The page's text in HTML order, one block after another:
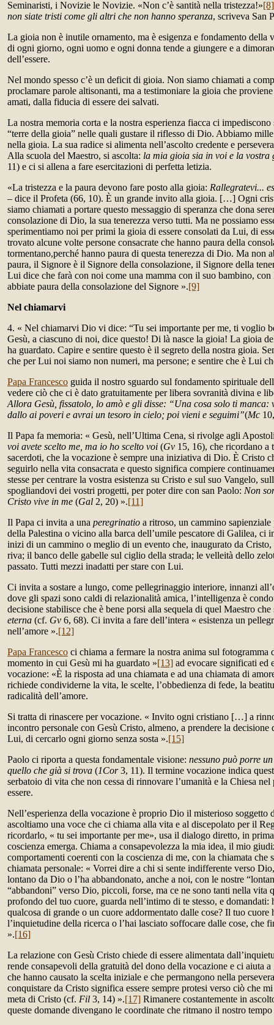
Seminaristi, i Novizie le Novizie. «Non c’è santità nella tristezza!»[8]
non siate tristi come gli altri che non hanno speranza, scriveva San
La gioia non è inutile ornamento, ma è esigenza e fondamento della
di ogni giorno, ogni uomo e ogni donna tende a giungere e a
dell’essere.
Nel mondo spesso c’è un deficit di gioia. Non siamo chiamati a
proclamare parole altisonanti, ma a testimoniare la gioia che
amati, dalla fiducia di essere dei salvati.
La nostra memoria corta e la nostra esperienza fiacca ci impediscono
“terre della gioia” nelle quali gustare il riflesso di Dio. Abbiamo
nella gioia. La sua radice si alimenta nell’ascolto credente e
Alla scuola del Maestro, si ascolta: la mia gioia sia in voi e la
11) e ci si allena a fare esercitazioni di perfetta letizia.
«La tristezza e la paura devono fare posto alla gioia: Rallegratevi...
– dice il Profeta (66, 10). È un grande invito alla gioia. […] Ogni
siamo chiamati a portare questo messaggio di speranza che dona
consolazione di Dio, la sua tenerezza verso tutti. Ma ne possiamo
sperimentiamo noi per primi la gioia di essere consolati da Lui, di
trovato alcune volte persone consacrate che hanno paura della
tormentano,perché hanno paura di questa tenerezza di Dio. Ma non
paura, il Signore è il Signore della consolazione, il Signore della
Lui dice che farà con noi come una mamma con il suo bambino, con
abbiate paura della consolazione del Signore ».[9]
Nel chiamarvi
4. « Nel chiamarvi Dio vi dice: “Tu sei importante per me, ti voglio
Gesù, a ciascuno di noi, dice questo! Di là nasce la gioia! La gioia
ha guardato. Capire e sentire questo è il segreto della nostra gioia.
che per Lui noi siamo non numeri, ma persone; e sentire che è Lui
Papa Francesco guida il nostro sguardo sul fondamento spirituale
vedere ciò che ci è dato gratuitamente per libera sovranità divina e
Allora Gesù, fissatolo, lo amò e gli disse: “Una cosa solo ti manca:
dallo ai poveri e avrai un tesoro in cielo; poi vieni e seguimi”(Mc
Il Papa fa memoria: « Gesù, nell’Ultima Cena, si rivolge agli
voi avete scelto me, ma io ho scelto voi (Gv 15, 16), che ricordano a
sacerdoti, che la vocazione è sempre una iniziativa di Dio. È Cristo
seguirlo nella vita consacrata e questo significa compiere
stesse per centrare la vostra esistenza su Cristo e sul suo Vangelo,
spogliandovi dei vostri progetti, per poter dire con san Paolo: Non
Cristo vive in me (Gal 2, 20) ».[11]
Il Papa ci invita a una peregrinatio a ritroso, un cammino
della Palestina o vicino alla barca dell’umile pescatore di Galilea, ci
inizi di un cammino o meglio di un evento che, inaugurato da Cristo,
riva; il banco delle gabelle sul ciglio della strada; le velleità dello
passato. Tutti mezzi inadatti per stare con Lui.
Ci invita a sostare a lungo, come pellegrinaggio interiore, innanzi
dove gli spazi sono caldi di relazionalità amica, l’intelligenza è
decisione stabilisce che è bene porsi alla sequela di quel Maestro
eterna (cf. Gv 6, 68). Ci invita a fare dell’intera « esistenza un
nell’amore ».[12]
Papa Francesco ci chiama a fermare la nostra anima sul fotogramma
momento in cui Gesù mi ha guardato »[13] ad evocare significati ed
vocazione: «È la risposta ad una chiamata e ad una chiamata di
richiede condividerne la vita, le scelte, l’obbedienza di fede, la
radicalità dell’amore.
Si tratta di rinascere per vocazione. « Invito ogni cristiano […] a
incontro personale con Gesù Cristo, almeno, a prendere la decisione
Lui, di cercarlo ogni giorno senza sosta ».[15]
Paolo ci riporta a questa fondamentale visione: nessuno può porre
quello che già si trova (1Cor3, 11). Il termine vocazione indica
serbatoio di vita che non cessa di rinnovare l’umanità e la Chiesa
essere.
Nell’esperienza della vocazione è proprio Dio il misterioso soggetto
ascoltiamo una voce che ci chiama alla vita e al discepolato per il
ricordarlo, « tu sei importante per me», usa il dialogo diretto, in
coscienza emerga. Chiama a consapevolezza la mia idea, il mio
comportamenti coerenti con la coscienza di me, con la chiamata che
chiamata personale: « Vorrei dire a chi si sente indifferente verso
lontano da Dio o l’ha abbandonato, anche a noi, con le nostre
“abbandoni” verso Dio, piccoli, forse, ma ce ne sono tanti nella vita
profondo del tuo cuore, guarda nell’intimo di te stesso, e domandati:
qualcosa di grande o un cuore addormentato dalle cose? Il tuo cuore
l’inquietudine della ricerca o l’hai lasciato soffocare dalle cose, che
».[16]
La relazione con Gesù Cristo chiede di essere alimentata
rende consapevoli della gratuità del dono della vocazione e ci aiuta
che hanno causato la scelta iniziale e che permangono nella
conquistare da Cristo significa essere sempre protesi verso ciò che
meta di Cristo (cf. Fil 3, 14) ».[17] Rimanere costantemente in
queste domande divengano le coordinate che ritmano il nostro